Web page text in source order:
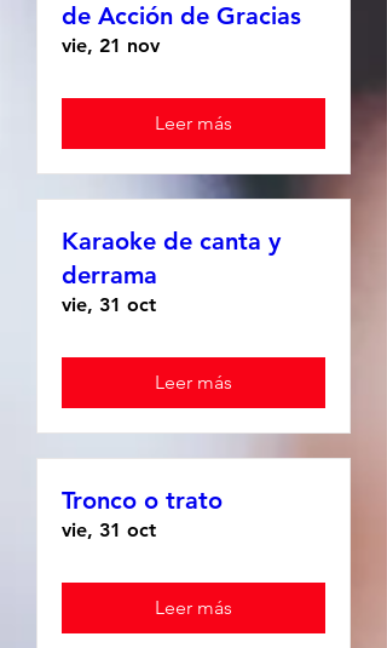
de Acción de Gracias
vie, 21 nov
Leer más
Karaoke de canta y
derrama
vie, 31 oct
Leer más
Tronco o trato
vie, 31 oct
Leer más